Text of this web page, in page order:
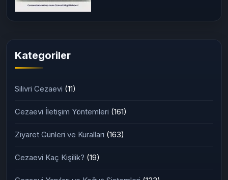
Adana 2 Nolu T Tipi Kapalı
Kategoriler
Silivri Cezaevi (11)
Cezaevi İletişim Yöntemleri